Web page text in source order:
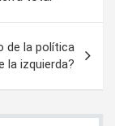
de la política
la izquierda?